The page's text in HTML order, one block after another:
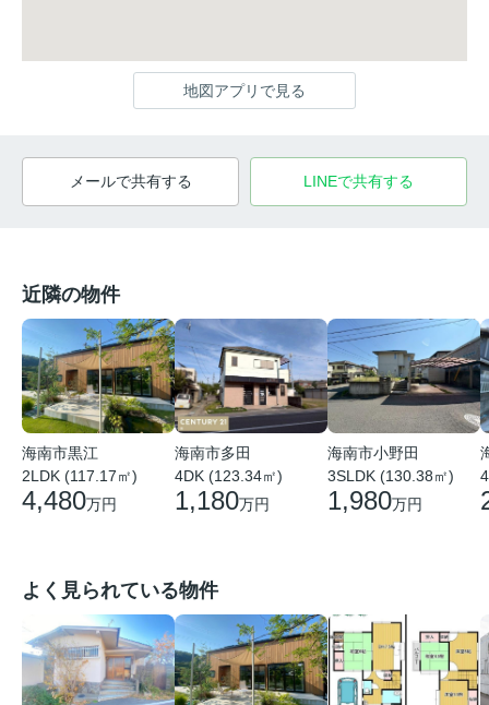
地図アプリで見る
メールで共有する LINEで共有する
近隣の物件
海南市黒江
2LDK (117.17㎡)
4,480万円
海南市多田
4DK (123.34㎡)
1,180万円
海南市小野田
3SLDK (130.38㎡)
1,980万円
よく見られている物件